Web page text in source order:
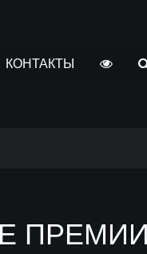
КОНТАКТЫ
ПРЕМИИ